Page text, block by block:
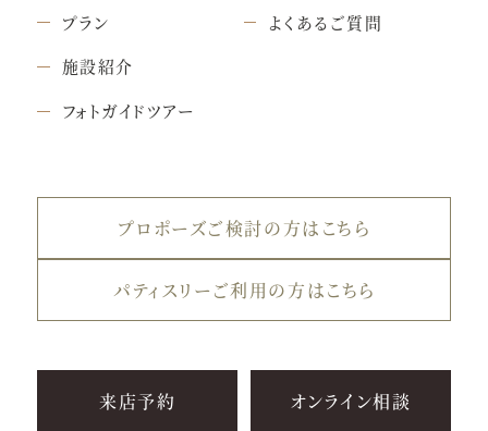
プラン
施設紹介
フォトガイドツアー
よくあるご質問
プロポーズご検討の方はこちら
パティスリーご利用の方はこちら
来店予約 オンライン相談